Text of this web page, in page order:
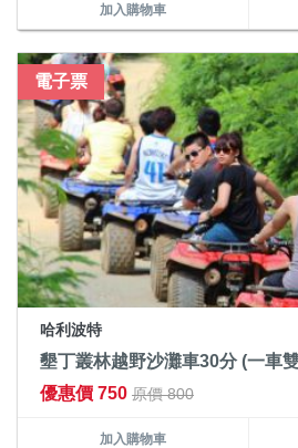
加入購物車
電子票
哈利波特
墾丁叢林越野沙灘車30分 (一車
優惠價 750 原價 800
加入購物車